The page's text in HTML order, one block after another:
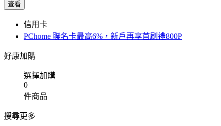
查看
信用卡
PChome 聯名卡最高6%，新戶再享首刷禮800P
好康加購
選擇加購
0
件商品
搜尋更多